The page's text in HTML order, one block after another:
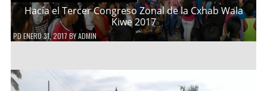
Hacía el Tercer Congreso Zonal de la Cxhab Wala
Kiwe 2017
PDENERO 31, 2017 BYADMIN